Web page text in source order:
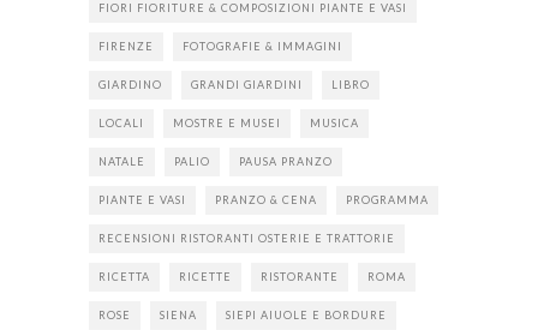
FIORI FIORITURE & COMPOSIZIONI PIANTE E VASI
FIRENZE FOTOGRAFIE & IMMAGINI
GIARDINO GRANDI GIARDINI LIBRO
LOCALI MOSTRE E MUSEI MUSICA
NATALE PALIO PAUSA PRANZO
PIANTE E VASI PRANZO & CENA PROGRAMMA
RECENSIONI RISTORANTI OSTERIE E TRATTORIE
RICETTA RICETTE RISTORANTE ROMA
ROSE SIENA SIEPI AIUOLE E BORDURE